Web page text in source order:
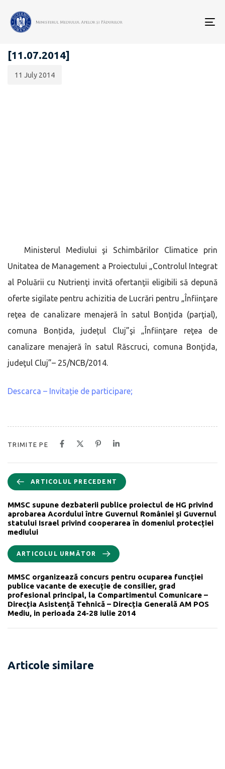
ANUNȚURI - ACHIZIȚII PUBLICE
[11.07.2014]
publicării:
11 July 2014
Ministerul Mediului şi Schimbărilor Climatice prin
Unitatea de Management a Proiectului „Controlul Integrat
al Poluării cu Nutrienţi invită ofertanţii eligibili să depună
oferte sigilate pentru achizitia de Lucrări pentru „Înfiinţare
reţea de canalizare menajeră în satul Bonţida (parţial),
comuna Bonțida, județul Cluj”şi „Înfiinţare reţea de
canalizare menajeră în satul Răscruci, comuna Bonţida,
judeţul Cluj”– 25/NCB/2014.
Descarca – Invitație de participare;
TRIMITE PE
ARTICOLUL PRECEDENT
MMSC supune dezbaterii publice proiectul de HG privind
aprobarea Acordului între Guvernul României și Guvernul
statului Israel privind cooperarea în domeniul protecției
mediului
ARTICOLUL URMĂTOR
MMSC organizează concurs pentru ocuparea funcției
publice vacante de execuție de consilier, grad
profesional principal, la Compartimentul Comunicare –
Direcția Asistență Tehnică – Direcția Generală AM POS
Mediu, in perioada 24-28 iulie 2014
Articole similare